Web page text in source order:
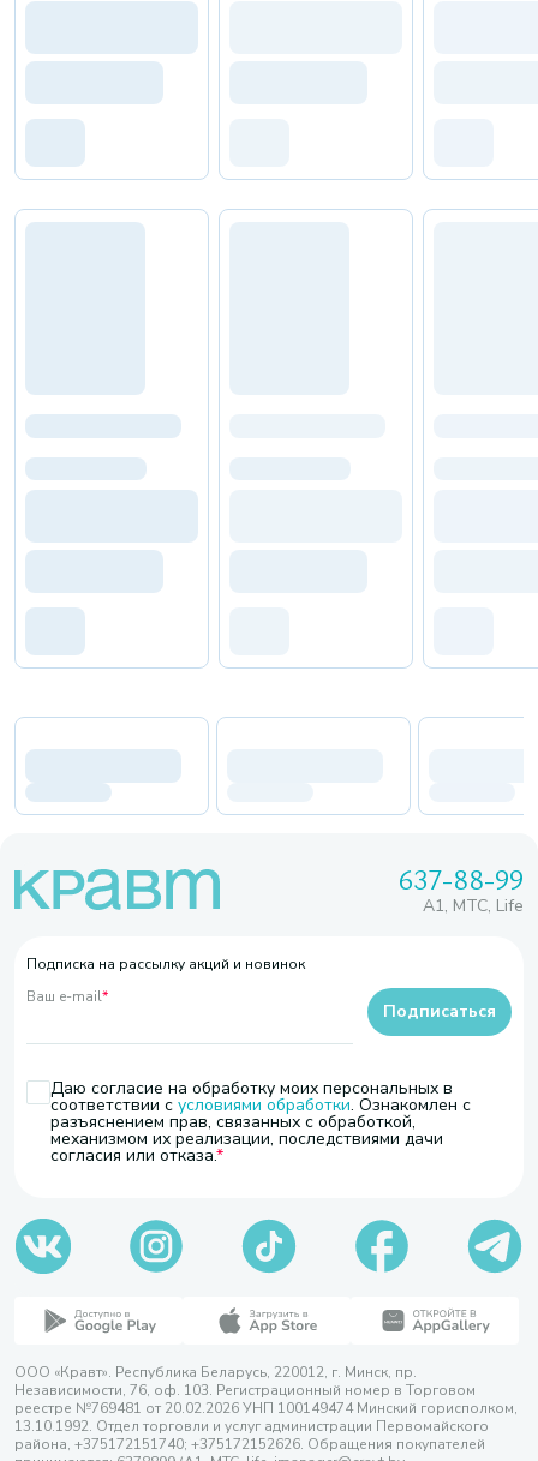
637-88-99
A1, МТС, Life
Подписка на рассылку акций и новинок
Ваш e-mail*
Даю согласие на обработку моих персональных в
соответствии с условиями обработки. Ознакомлен с
разъяснением прав, связанных с обработкой,
механизмом их реализации, последствиями дачи
согласия или отказа.
Подписаться
ООО «Кравт». Республика Беларусь, 220012, г. Минск, пр.
Независимости, 76, оф. 103. Регистрационный номер в Торговом
реестре №769481 от 20.02.2026 УНП 100149474 Минский горисполком,
13.10.1992. Отдел торговли и услуг администрации Первомайского
района, +375172151740; +375172152626. Обращения покупателей